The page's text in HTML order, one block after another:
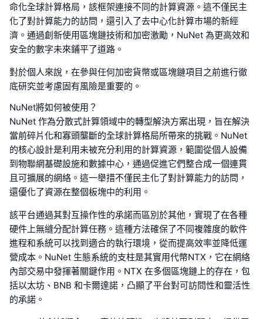
命化全球計算格局，該框架連接不同的計算資源。這不僅民主
化了對計算能力的訪問，還引入了去中心化計算市場的新經
濟。通過創新使用區塊鏈技術和加密激勵，NuNet 為更高效和
安全的數字未來鋪平了道路。
對於個人來說，在參與任何加密貨幣或區塊鏈項目之前進行徹
底研究並考慮固有風險是重要的。
NuNet將如何被使用？
NuNet 作為分散式計算領域中的轉型解決方案出現，旨在解決
當前碎片化和寡頭壟斷的全球計算格局所帶來的挑戰。NuNet
的核心設計是利用未被充分利用的計算資源，範圍從個人設備
到物聯網基礎設施和數據中心，通過促進它們整合成一個連貫
且可擴展的網絡。這一舉措不僅民主化了對計算能力的訪問，
還優化了資源在整個板塊中的利用。
該平台通過其對互操作性的承諾而區別於其他，實現了在各種
硬件上無縫分配計算任務。這種方法確保了不同複雜度的軟件
進程和系統可以找到適合的執行環境，從而提高效率並降低運
營成本。NuNet 生態系統的支柱是其實用代幣NTX，它在網絡
內部交易中發揮著關鍵作用。NTX 在多個區塊鏈上的存在，包
括以太坊、BNB 和卡爾達諾，凸顯了平台對可訪問性和靈活性
的承諾。